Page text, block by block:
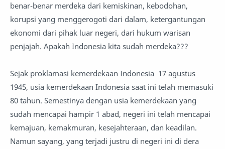
benar-benar merdeka dari kemiskinan, kebodohan,
korupsi yang menggerogoti dari dalam, ketergantungan
ekonomi dari pihak luar negeri, dari hukum warisan
penjajah. Apakah Indonesia kita sudah merdeka???
Sejak proklamasi kemerdekaan Indonesia 17 agustus
1945, usia kemerdekaan Indonesia saat ini telah memasuki
80 tahun. Semestinya dengan usia kemerdekaan yang
sudah mencapai hampir 1 abad, negeri ini telah mencapai
kemajuan, kemakmuran, kesejahteraan, dan keadilan.
Namun sayang, yang terjadi justru di negeri ini di dera